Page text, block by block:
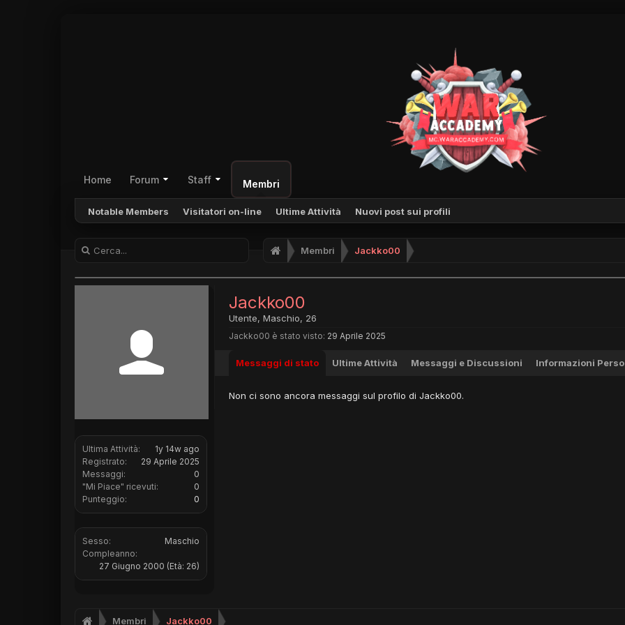
Home Forum Staff Membri
Notable Members Visitatori on-line Ultime Attività Nuovi post sui profili
Membri Jackko00
Ultima Attività:
1y 14w ago
Registrato:
29 Aprile 2025
Messaggi:
0
"Mi Piace" ricevuti:
0
Punteggio:
0
Sesso:
Maschio
Compleanno:
27 Giugno 2000 (Età: 26)
Jackko00
Utente, Maschio, 26
Jackko00 è stato visto: 29 Aprile 2025
Messaggi di stato Ultime Attività Messaggi e Discussioni Informazioni
Non ci sono ancora messaggi sul profilo di Jackko00.
Membri Jackko00